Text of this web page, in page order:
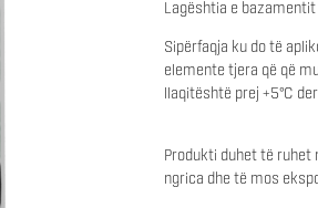
Lagështia e
Sipërfaqja ku do të
elemente tjera që që
llaqitështë prej +5°C
Produkti duhet të ruhet
ngrica dhe të mos